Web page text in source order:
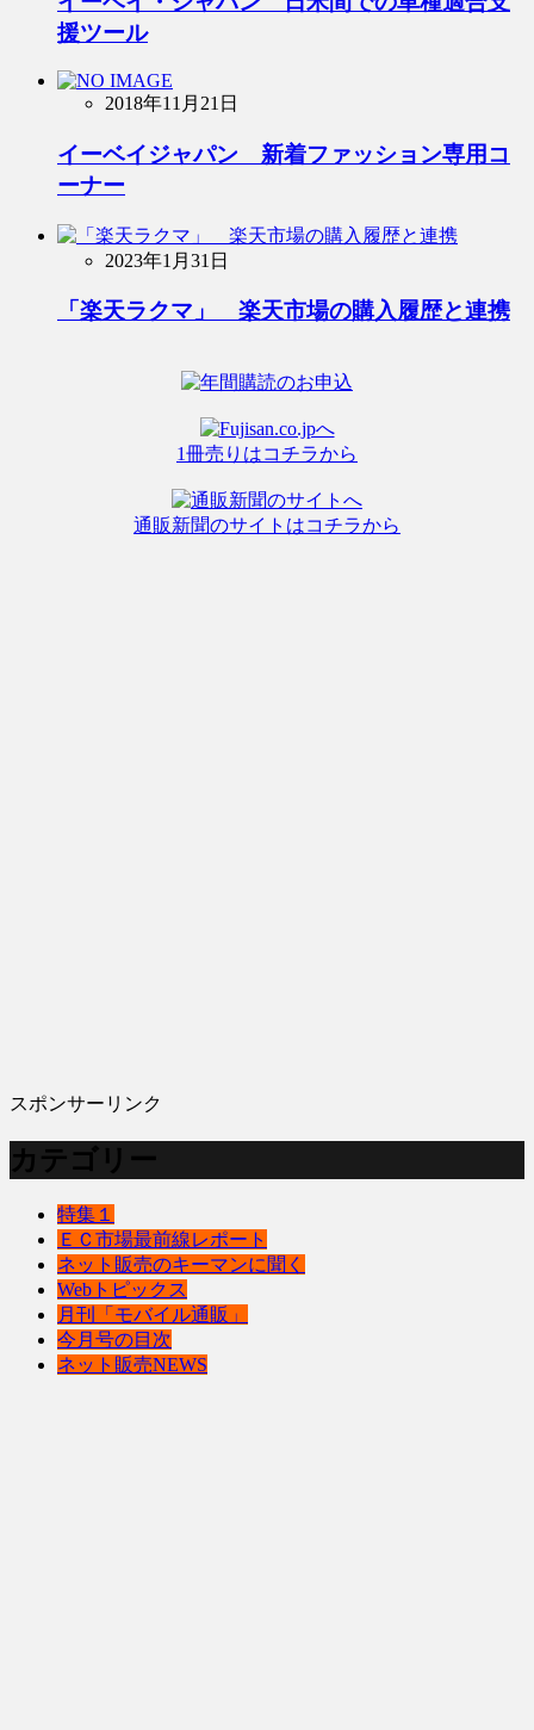
援ツール
2018年11月21日
イーベイジャパン 新着ファッション専用コ
ーナー
2023年1月31日
「楽天ラクマ」 楽天市場の購入履歴と連携
1冊売りはコチラから
通販新聞のサイトはコチラから
スポンサーリンク
カテゴリー
特集１
ＥＣ市場最前線レポート
ネット販売のキーマンに聞く
Webトピックス
月刊「モバイル通販」
今月号の目次
ネット販売NEWS